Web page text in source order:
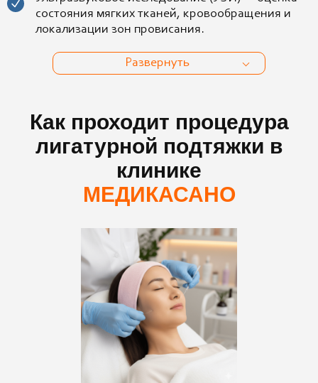
состояния мягких тканей, кровообращения и
локализации зон провисания.
Развернуть
Как проходит процедура
лигатурной подтяжки в
клинике
МЕДИКАСАНО